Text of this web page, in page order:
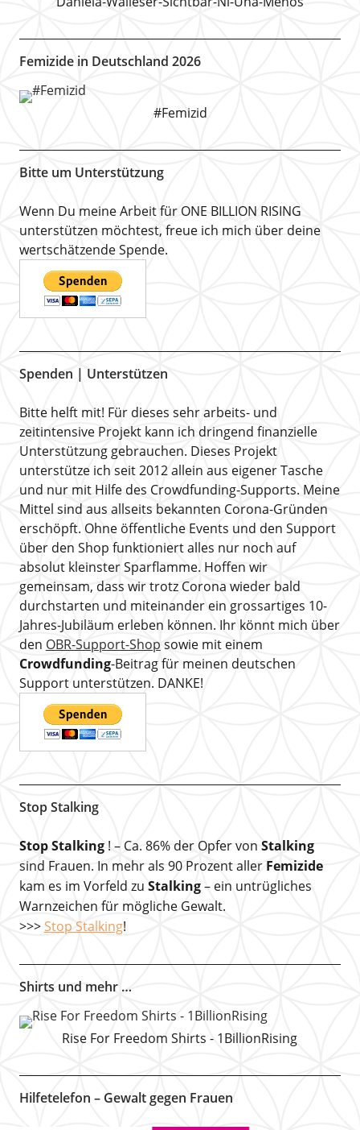
Femizide in Deutschland 2026
#Femizid
Bitte um Unterstützung
Wenn Du meine Arbeit für ONE BILLION RISING
unterstützen möchtest, freue ich mich über deine
wertschätzende Spende.
Spenden | Unterstützen
Bitte helft mit! Für dieses sehr arbeits- und
zeitintensive Projekt kann ich dringend finanzielle
Unterstützung gebrauchen. Dieses Projekt
unterstütze ich seit 2012 allein aus eigener Tasche
und nur mit Hilfe des Crowdfunding-Supports. Meine
Mittel sind aus allseits bekannten Corona-Gründen
erschöpft. Ohne öffentliche Events und den Support
über den Shop funktioniert alles nur noch auf
absolut kleinster Sparflamme. Hoffen wir
gemeinsam, dass wir trotz Corona wieder bald
durchstarten und miteinander ein grossartiges 10-
Jahres-Jubiläum erleben können. Ihr könnt mich über
den OBR-Support-Shop sowie mit einem
Crowdfunding-Beitrag für meinen deutschen
Support unterstützen. DANKE!
Stop Stalking
Stop Stalking! – Ca. 86% der Opfer von Stalking
sind Frauen. In mehr als 90 Prozent aller Femizide
kam es im Vorfeld zu Stalking– ein untrügliches
Warnzeichen für mögliche Gewalt.
>>> Stop Stalking!
Shirts und mehr …
Rise For Freedom Shirts - 1BillionRising
Hilfetelefon – Gewalt gegen Frauen